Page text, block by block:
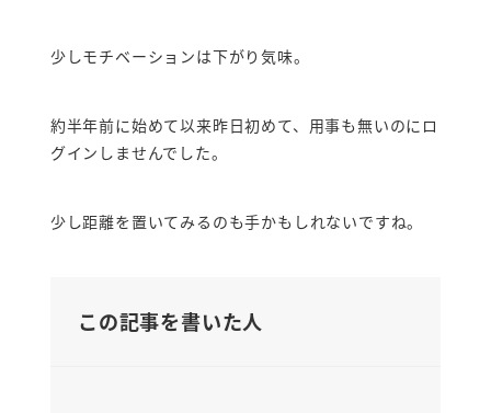
少しモチベーションは下がり気味。
約半年前に始めて以来昨日初めて、用事も無いのにロ
グインしませんでした。
少し距離を置いてみるのも手かもしれないですね。
この記事を書いた人